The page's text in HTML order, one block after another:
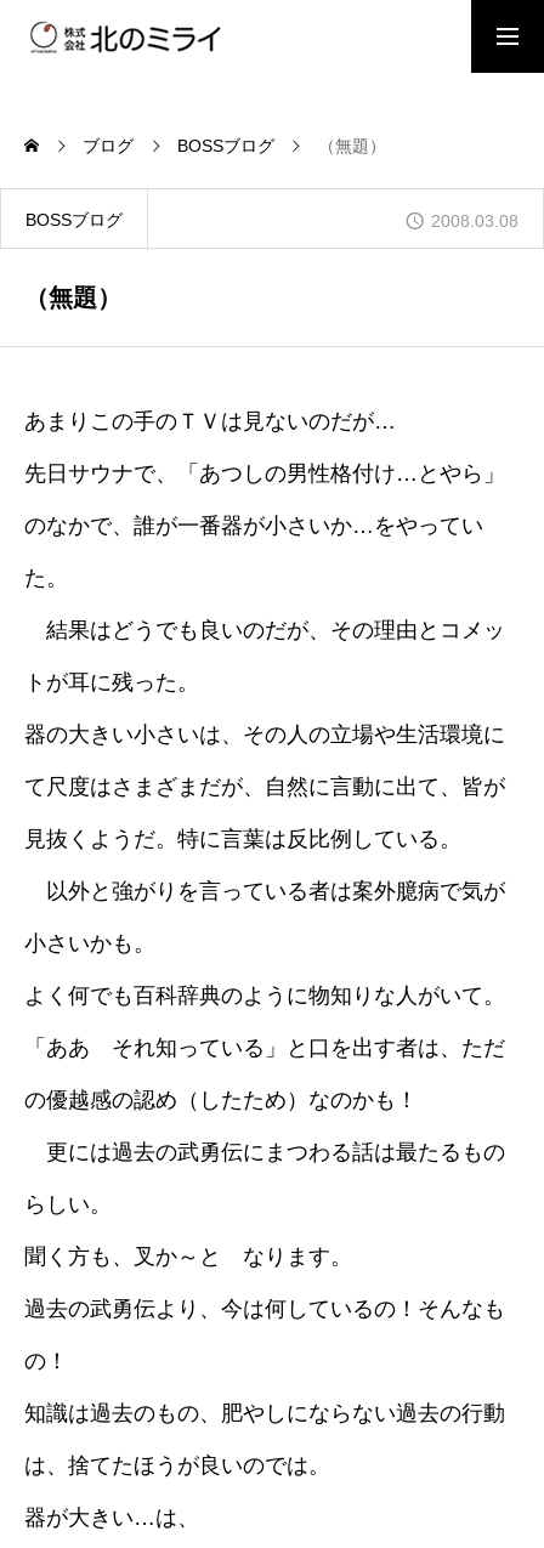
会社概要
事業内容
お問い合わせ
採用情報
ブログ
ブログ BOSSブログ （無題）
BOSSブログ 2008.03.08
（無題）
あまりこの手のＴＶは見ないのだが…
先日サウナで、「あつしの男性格付け…とやら」
のなかで、誰が一番器が小さいか…をやってい
た。
結果はどうでも良いのだが、その理由とコメッ
トが耳に残った。
器の大きい小さいは、その人の立場や生活環境に
て尺度はさまざまだが、自然に言動に出て、皆が
見抜くようだ。特に言葉は反比例している。
以外と強がりを言っている者は案外臆病で気が
小さいかも。
よく何でも百科辞典のように物知りな人がいて。
「ああ それ知っている」と口を出す者は、ただ
の優越感の認め（したため）なのかも！
更には過去の武勇伝にまつわる話は最たるもの
らしい。
聞く方も、叉か～と なります。
過去の武勇伝より、今は何しているの！そんなも
の！
知識は過去のもの、肥やしにならない過去の行動
は、捨てたほうが良いのでは。
器が大きい…は、